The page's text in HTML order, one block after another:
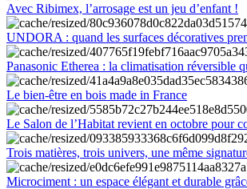
Avec Ribimex, l’arrosage est un jeu d’enfant !
UNDORA : quand les surfaces décoratives
Panasonic Etherea : la climatisation réversible
Le bien-être en bois made in France
Le Salon de l’Habitat revient en octobre pour
Trois matières, trois univers, une même
Microciment : un espace élégant et durable